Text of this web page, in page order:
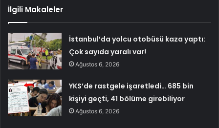
İlgili Makaleler
İstanbul’da yolcu otobüsü kaza yaptı:
Çok sayıda yaralı var!
Ağustos 6, 2026
YKS’de rastgele işaretledi… 685 bin
kişiyi geçti, 41 bölüme girebiliyor
Ağustos 6, 2026